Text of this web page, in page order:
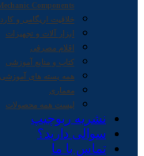
Components
خلاقیت اریگامی و
ابزار آلات و تجهیزات
اقلام مصرفی
کتاب و منابع آموزشی
همه بسته های
معماری
لیست همه محصولات
نشریه ربوچیپ
سوالی دارید؟
تماس با ما